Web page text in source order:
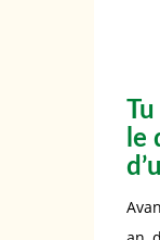
le